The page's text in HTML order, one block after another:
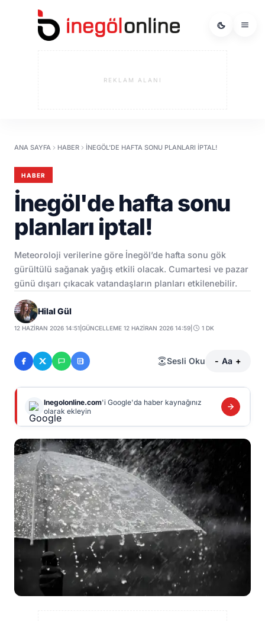
REKLAM ALANI
ANA SAYFA HABER İNEGÖL'DE HAFTA SONU PLANLARI IPTAL!
HABER
İnegöl'de hafta sonu
planları iptal!
Meteoroloji verilerine göre İnegöl’de hafta sonu gök
gürültülü sağanak yağış etkili olacak. Cumartesi ve pazar
günü dışarı çıkacak vatandaşların planları etkilenebilir.
Hilal Gül
12 HAZIRAN 2026 14:51 |GÜNCELLEME 12 HAZIRAN 2026 14:59 1 DK
Sesli Oku - Aa +
Inegolonline.com'i Google'da haber kaynağınız
olarak ekleyin